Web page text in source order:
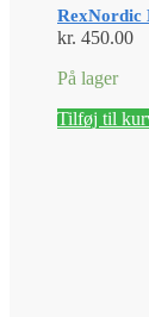
RexNordic
kr. 450.00
På lager
Tilføj til